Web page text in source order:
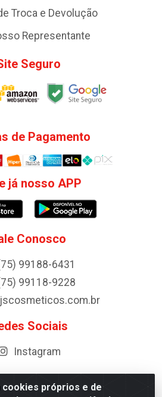
próprios e de
Troca e Devolução
Representante
Seguro
de Pagamento
já nosso APP
Conosco
99188-6431
99118-9228
Sociais
Instagram